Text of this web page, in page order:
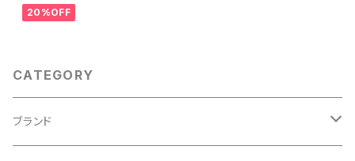
20%OFF
CATEGORY
ブランド